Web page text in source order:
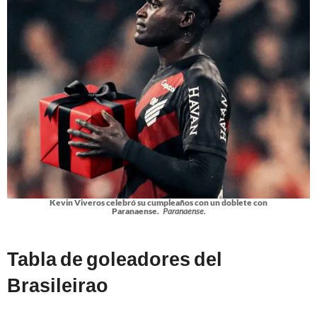
Kevin Viveros celebró su cumpleaños con un doblete con
Paranaense. Paranaense.
Tabla de goleadores del
Brasileirao